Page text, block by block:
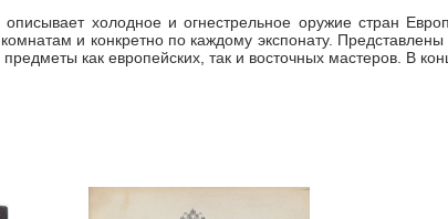
описывает холодное и огнестрельное оружие стран
и конкретно по каждому экспонату.
предметы как европейских, так и восточных мастеров. В